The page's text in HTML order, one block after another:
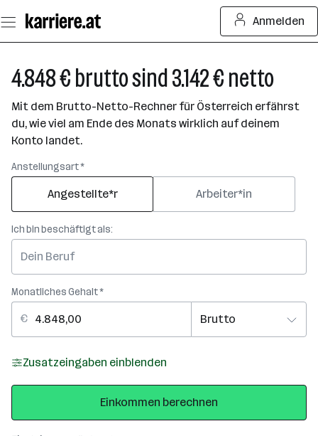
Seiteninhalt
springen
Anmelden
4.848 € brutto sind 3.142 € netto
Mit dem Brutto-Netto-Rechner für Österreich erfährst
du, wie viel am Ende des Monats wirklich auf deinem
Konto landet.
Anstellungsart *
Angestellte*r Arbeiter*in
Ich bin beschäftigt als:
Monatliches Gehalt *
Zusatzeingaben einblenden
Einkommen berechnen